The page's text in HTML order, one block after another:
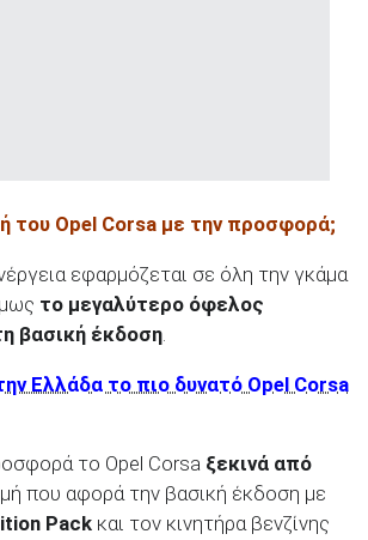
του Opel Corsa με την προσφορά;
εφαρμόζεται σε όλη την γκάμα
το μεγαλύτερο όφελος
βασική έκδοση
Ελλάδα το πιο δυνατό Opel Corsa
το Opel Corsa ξεκινά από
που αφορά την βασική έκδοση με
Pack και τον κινητήρα βενζίνης